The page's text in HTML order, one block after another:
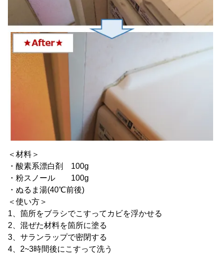
＜材料＞
・酸素系漂白剤 100g
・粉スノール 100g
・ぬるま湯(40℃前後)
＜使い方＞
1、箇所をブラシでこすってカビを浮かせる
2、混ぜた材料を箇所に塗る
3、サランラップで密閉する
4、2~3時間後にこすって洗う